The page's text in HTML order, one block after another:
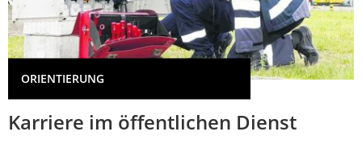
ORIENTIERUNG
Karriere im öffentlichen Dienst